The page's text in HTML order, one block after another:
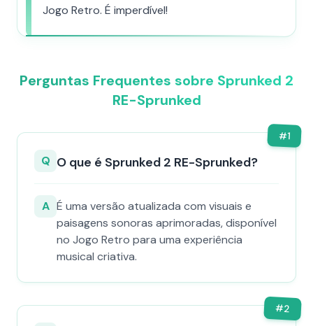
Jogo Retro. É imperdível!
Perguntas Frequentes sobre Sprunked 2
RE-Sprunked
#1
Q O que é Sprunked 2 RE-Sprunked?
A É uma versão atualizada com visuais e
paisagens sonoras aprimoradas, disponível
no Jogo Retro para uma experiência
musical criativa.
#2